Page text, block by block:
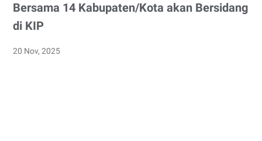
Bersama 14 Kabupaten/Kota akan Bersidang
di KIP
20 Nov, 2025